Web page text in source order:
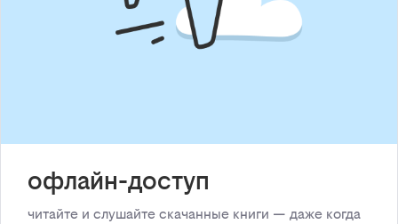
офлайн-доступ
читайте и слушайте скачанные книги — даже когда